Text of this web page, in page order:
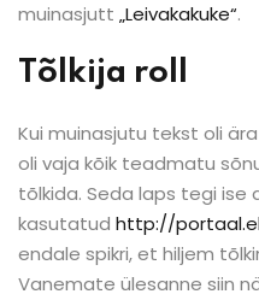
muinasjutt „Leivakakuke“.
Tõlkija roll
Kui muinasjutu tekst oli
oli vaja kõik teadmatu
tõlkida. Seda laps tegi ise
kasutatud http://
endale spikri, et hiljem
Vanemate ülesanne siin